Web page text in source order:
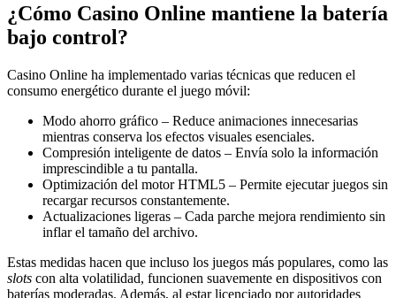
¿Cómo Casino Online mantiene la batería
bajo control?
Casino Online ha implementado varias técnicas que reducen el
consumo energético durante el juego móvil:
Modo ahorro gráfico – Reduce animaciones innecesarias
mientras conserva los efectos visuales esenciales.
Compresión inteligente de datos – Envía solo la información
imprescindible a tu pantalla.
Optimización del motor HTML5 – Permite ejecutar juegos sin
recargar recursos constantemente.
Actualizaciones ligeras – Cada parche mejora rendimiento sin
inflar el tamaño del archivo.
Estas medidas hacen que incluso los juegos más populares, como las
slots con alta volatilidad, funcionen suavemente en dispositivos con
baterías moderadas. Además, al estar licenciado por autoridades